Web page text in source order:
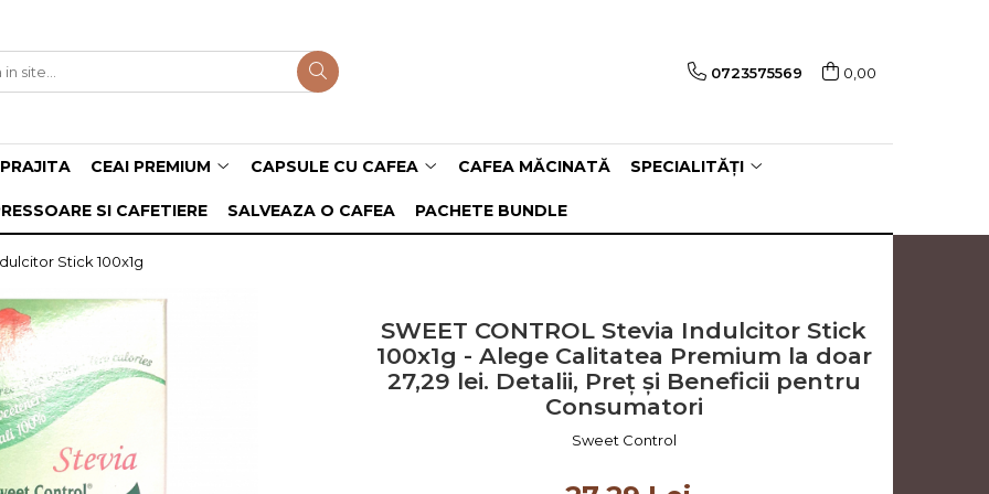
0723575569 0,00
CEAI PREMIUM CAPSULE CU CAFEA CAFEA MĂCINATĂ SPECIALITĂȚI
SI CAFETIERE SALVEAZA O CAFEA PACHETE BUNDLE
Stick 100x1g
SWEET CONTROL Stevia Indulcitor Stick
100x1g - Alege Calitatea Premium la doar
27,29 lei. Detalii, Preț și Beneficii pentru
Consumatori
Sweet Control